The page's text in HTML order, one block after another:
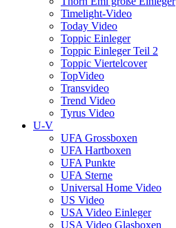
Timelight-Video
Today Video
Toppic Einleger
Toppic Einleger Teil 2
Toppic Viertelcover
TopVideo
Transvideo
Trend Video
Tyrus Video
U-V
UFA Grossboxen
UFA Hartboxen
UFA Punkte
UFA Sterne
Universal Home Video
US Video
USA Video Einleger
USA Video Glasboxen